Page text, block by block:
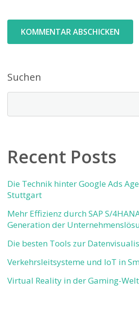
Suchen
Recent Posts
Die Technik hinter Google Ads
Stuttgart
Mehr Effizienz durch SAP S/
Generation der
Die besten Tools zur
Verkehrsleitsysteme und IoT in
Virtual Reality in der Gaming-